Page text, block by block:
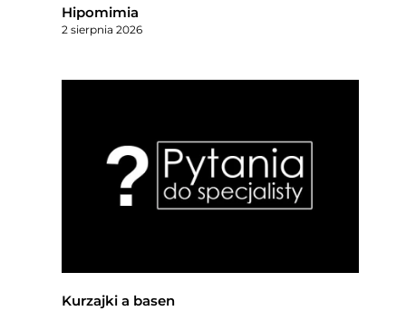
Hipomimia
2 sierpnia 2026
Kurzajki a basen